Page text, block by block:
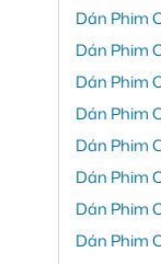
Dán Phim
Dán Phim
Dán Phim
Dán Phim
Dán Phim
Dán Phim
Dán Phim
Dán Phim